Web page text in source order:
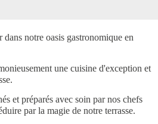
notre oasis gastronomique en
une cuisine d'exception et
et préparés avec soin par nos chefs
par la magie de notre terrasse.